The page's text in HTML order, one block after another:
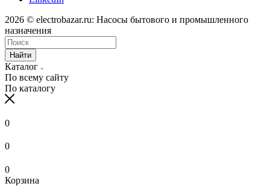
2026 © electrobazar.ru: Насосы бытового и промышленного
назначения
Найти
Каталог
По всему сайту
По каталогу
0
0
0
Корзина